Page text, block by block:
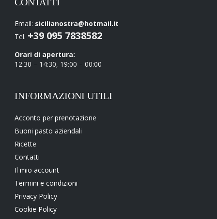
Email: sicilianostra@hotmail.it
Tel. +39 095 7838582
Orari di apertura:
12:30 – 14:30, 19:00 – 00:00
INFORMAZIONI UTILI
Acconto per prenotazione
Buoni pasto aziendali
Ricette
Contatti
Il mio account
Termini e condizioni
Privacy Policy
Cookie Policy